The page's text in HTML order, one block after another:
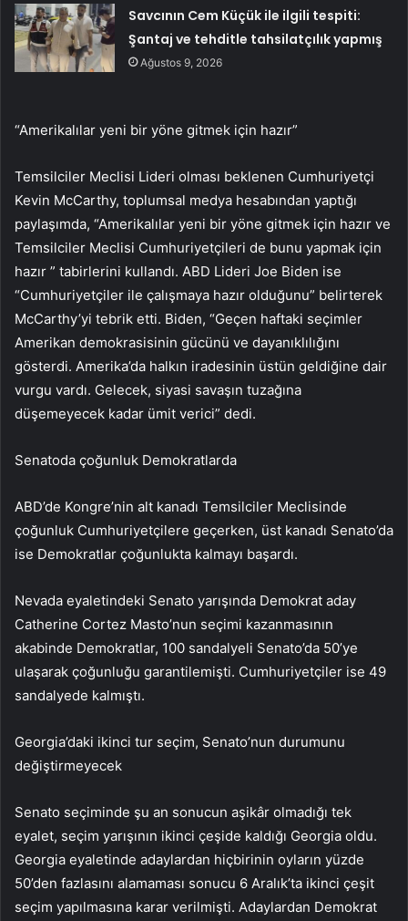
Savcının Cem Küçük ile ilgili tespiti:
Şantaj ve tehditle tahsilatçılık yapmış
Ağustos 9, 2026
“Amerikalılar yeni bir yöne gitmek için hazır”
Temsilciler Meclisi Lideri olması beklenen Cumhuriyetçi
Kevin McCarthy, toplumsal medya hesabından yaptığı
paylaşımda, “Amerikalılar yeni bir yöne gitmek için hazır ve
Temsilciler Meclisi Cumhuriyetçileri de bunu yapmak için
hazır ” tabirlerini kullandı. ABD Lideri Joe Biden ise
“Cumhuriyetçiler ile çalışmaya hazır olduğunu” belirterek
McCarthy’yi tebrik etti. Biden, “Geçen haftaki seçimler
Amerikan demokrasisinin gücünü ve dayanıklılığını
gösterdi. Amerika’da halkın iradesinin üstün geldiğine dair
vurgu vardı. Gelecek, siyasi savaşın tuzağına
düşemeyecek kadar ümit verici” dedi.
Senatoda çoğunluk Demokratlarda
ABD’de Kongre’nin alt kanadı Temsilciler Meclisinde
çoğunluk Cumhuriyetçilere geçerken, üst kanadı Senato’da
ise Demokratlar çoğunlukta kalmayı başardı.
Nevada eyaletindeki Senato yarışında Demokrat aday
Catherine Cortez Masto’nun seçimi kazanmasının
akabinde Demokratlar, 100 sandalyeli Senato’da 50’ye
ulaşarak çoğunluğu garantilemişti. Cumhuriyetçiler ise 49
sandalyede kalmıştı.
Georgia’daki ikinci tur seçim, Senato’nun durumunu
değiştirmeyecek
Senato seçiminde şu an sonucun aşikâr olmadığı tek
eyalet, seçim yarışının ikinci çeşide kaldığı Georgia oldu.
Georgia eyaletinde adaylardan hiçbirinin oyların yüzde
50’den fazlasını alamaması sonucu 6 Aralık’ta ikinci çeşit
seçim yapılmasına karar verilmişti. Adaylardan Demokrat